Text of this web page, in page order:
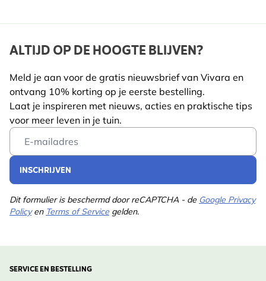
ALTIJD OP DE HOOGTE BLIJVEN?
Meld je aan voor de gratis nieuwsbrief van Vivara en
ontvang 10% korting op je eerste bestelling.
Laat je inspireren met nieuws, acties en praktische tips
voor meer leven in je tuin.
Email Address
INSCHRIJVEN
Dit formulier is beschermd door reCAPTCHA - de Google Privacy
Policyen Terms of Service gelden.
SERVICE EN BESTELLING